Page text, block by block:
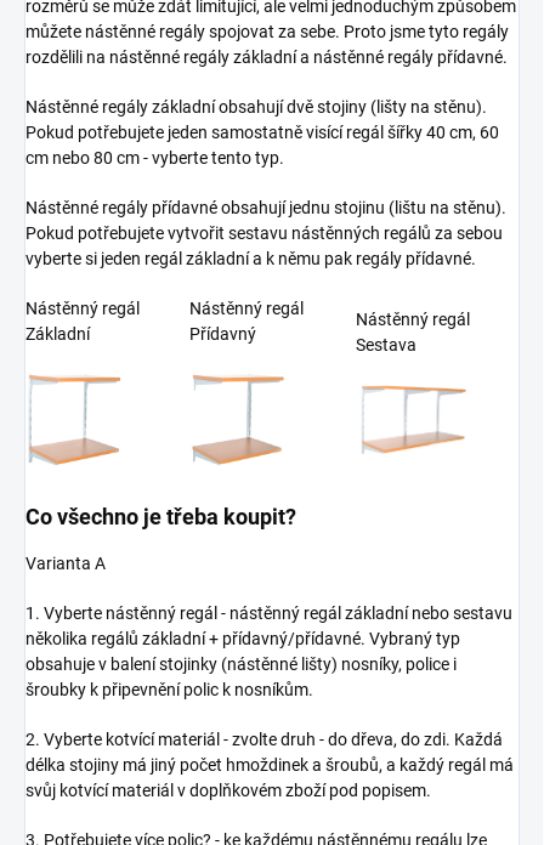
rozměrů se může zdát limitující, ale velmi jednoduchým způsobem
můžete nástěnné regály spojovat za sebe. Proto jsme tyto regály
rozdělili na nástěnné regály základní a nástěnné regály přídavné.
Nástěnné regály základní obsahují dvě stojiny (lišty na stěnu).
Pokud potřebujete jeden samostatně visící regál šířky 40 cm, 60
cm nebo 80 cm - vyberte tento typ.
Nástěnné regály přídavné obsahují jednu stojinu (lištu na stěnu).
Pokud potřebujete vytvořit sestavu nástěnných regálů za sebou
vyberte si jeden regál základní a k němu pak regály přídavné.
Nástěnný regál
Základní
Nástěnný regál
Přídavný
Nástěnný regál
Sestava
Co všechno je třeba koupit?
Varianta A
1. Vyberte nástěnný regál - nástěnný regál základní nebo sestavu
několika regálů základní + přídavný/přídavné. Vybraný typ
obsahuje v balení stojinky (nástěnné lišty) nosníky, police i
šroubky k připevnění polic k nosníkům.
2. Vyberte kotvící materiál - zvolte druh - do dřeva, do zdi. Každá
délka stojiny má jiný počet hmoždinek a šroubů, a každý regál má
svůj kotvící materiál v doplňkovém zboží pod popisem.
3. Potřebujete více polic? - ke každému nástěnnému regálu lze